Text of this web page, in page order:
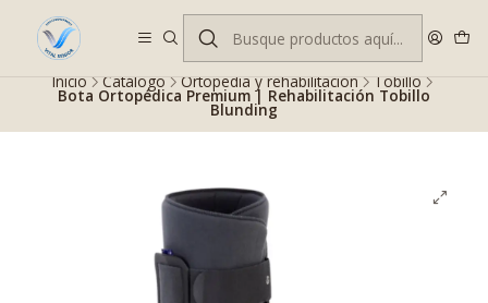
Despacho gratis en RM desde $100.000. Revisa las condiciones.
Inicio Catálogo Ortopedia y rehabilitación Tobillo
Bota Ortopédica Premium | Rehabilitación Tobillo
Blunding